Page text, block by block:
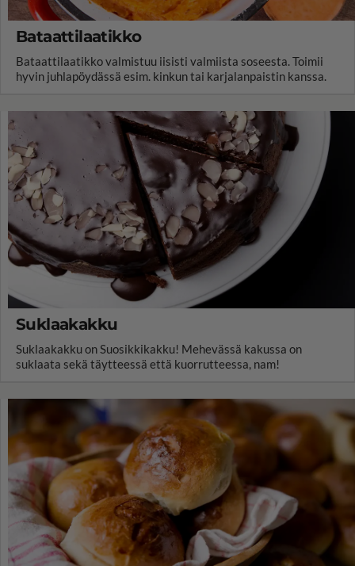
Bataattilaatikko
Bataattilaatikko valmistuu iisisti valmiista soseesta. Toimii
hyvin juhlapöydässä esim. kinkun tai karjalanpaistin kanssa.
Suklaakakku
Suklaakakku on Suosikkikakku! Mehevässä kakussa on
suklaata sekä täytteessä että kuorrutteessa, nam!